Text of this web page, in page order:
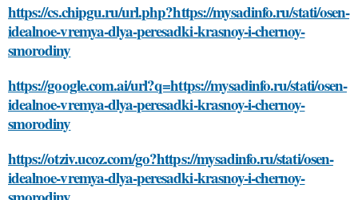
https://cs.chipgu.ru/url.php?https://mysadinfo.ru/stati/osen-
idealnoe-vremya-dlya-peresadki-krasnoy-i-chernoy-
smorodiny
https://google.com.ai/url?q=https://mysadinfo.ru/stati/osen-
idealnoe-vremya-dlya-peresadki-krasnoy-i-chernoy-
smorodiny
https://otziv.ucoz.com/go?https://mysadinfo.ru/stati/osen-
idealnoe-vremya-dlya-peresadki-krasnoy-i-chernoy-